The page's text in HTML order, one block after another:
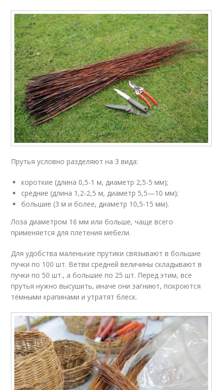
Прутья условно разделяют на 3 вида:
короткие (длина 0,5-1 м, диаметр 2,5-5 мм);
средние (длина 1,2-2,5 м, диаметр 5,5—10 мм);
большие (3 м и более, диаметр 10,5-15 мм).
Лоза диаметром 16 мм или больше, чаще всего
применяется для плетения мебели.
Для удобства маленькие прутики связывают в большие
пучки по 100 шт. Ветви средней величины складывают в
пучки по 50 шт., а большие по 25 шт. Перед этим, все
прутья нужно высушить, иначе они загниют, покроются
тёмными крапинами и утратят блеск.